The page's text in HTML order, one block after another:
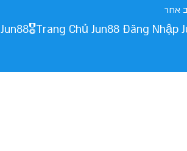
אחר
Jun88🎖️Trang Chủ Jun88 Đăng Nhập